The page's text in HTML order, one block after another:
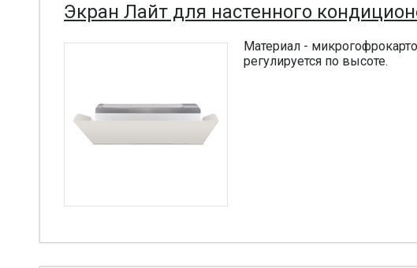
Экран Лайт для настенного
Материал -
регулируется по высоте.